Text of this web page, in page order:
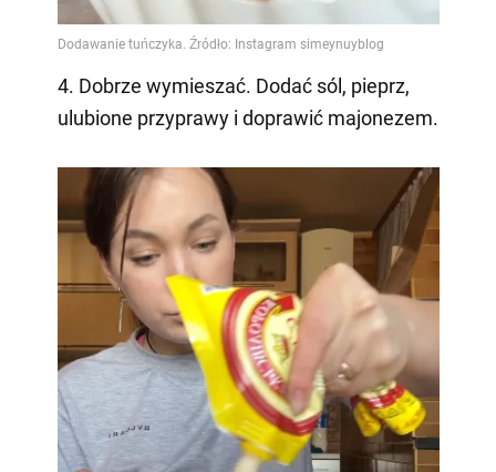
4. Dobrze wymieszać. Dodać sól, pieprz,
ulubione przyprawy i doprawić majonezem.